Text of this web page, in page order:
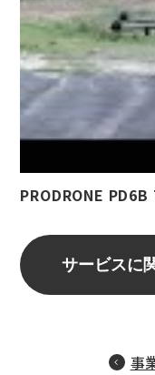
PRODRONE
サービスに
事